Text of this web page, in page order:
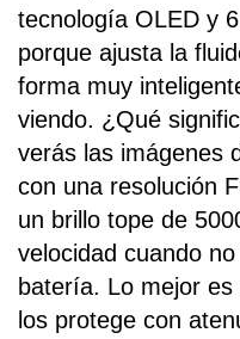
tecnología OLED y
porque ajusta la
forma muy
viendo. ¿Qué
verás las imágenes
con una resolución
un brillo tope de
velocidad cuando
batería. Lo mejor
los protege con